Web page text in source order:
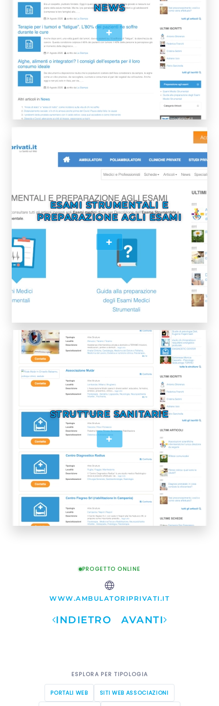
NEWS
+
ESAMI STRUMENTALI E
PREPARAZIONE AGLI ESAMI
+
STRUTTURE SANITARIE
+
PROGETTO ONLINE
WWW.AMBULATORIPRIVATI.IT
INDIETRO AVANTI
ESPLORA PER TIPOLOGIA
PORTALI WEB SITI WEB ASSOCIAZIONI